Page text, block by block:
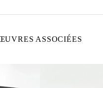
ASSOCIÉES